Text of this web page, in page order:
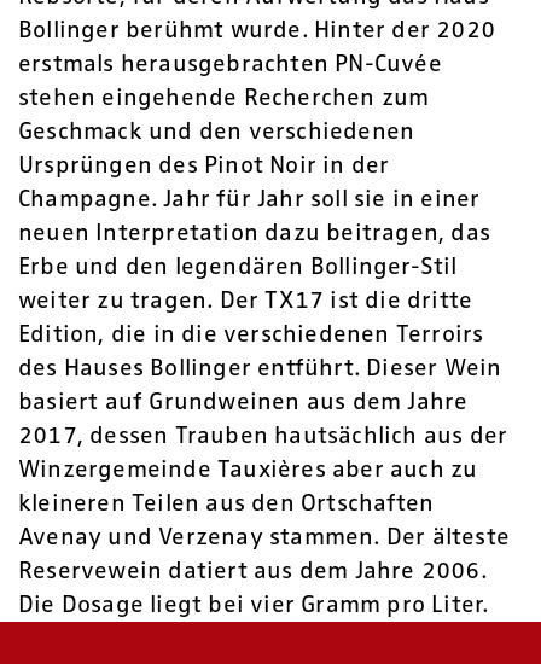
Bollinger berühmt wurde. Hinter der 2020
erstmals herausgebrachten PN-Cuvée
stehen eingehende Recherchen zum
Geschmack und den verschiedenen
Ursprüngen des Pinot Noir in der
Champagne. Jahr für Jahr soll sie in einer
neuen Interpretation dazu beitragen, das
Erbe und den legendären Bollinger-Stil
weiter zu tragen. Der TX17 ist die dritte
Edition, die in die verschiedenen Terroirs
des Hauses Bollinger entführt. Dieser Wein
basiert auf Grundweinen aus dem Jahre
2017, dessen Trauben hautsächlich aus der
Winzergemeinde Tauxières aber auch zu
kleineren Teilen aus den Ortschaften
Avenay und Verzenay stammen. Der älteste
Reservewein datiert aus dem Jahre 2006.
Die Dosage liegt bei vier Gramm pro Liter.